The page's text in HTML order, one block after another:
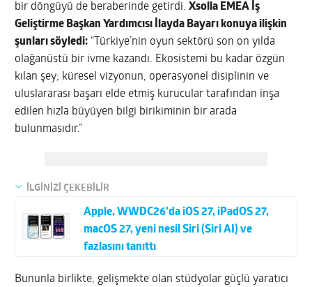
bir döngüyü de beraberinde getirdi.Xsolla EMEA İş
Geliştirme Başkan Yardımcısı İlayda Bayarı konuya ilişkin
şunları söyledi: “Türkiye’nin oyun sektörü son on yılda
olağanüstü bir ivme kazandı. Ekosistemi bu kadar özgün
kılan şey; küresel vizyonun, operasyonel disiplinin ve
uluslararası başarı elde etmiş kurucular tarafından inşa
edilen hızla büyüyen bilgi birikiminin bir arada
bulunmasıdır.”
İLGİNİZİ ÇEKEBİLİR
Apple, WWDC26’da iOS 27, iPadOS 27,
macOS 27, yeni nesil Siri (Siri AI) ve
fazlasını tanıttı
Bununla birlikte, gelişmekte olan stüdyolar güçlü yaratıcı